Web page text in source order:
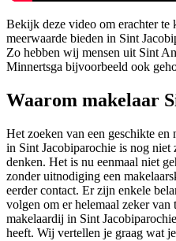
Bekijk deze video om erachter te
meerwaarde bieden in Sint
Zo hebben wij mensen uit Sint
Minnertsga bijvoorbeeld ook
Waarom makelaar
Het zoeken van een geschikte en
in Sint Jacobiparochie is nog
denken. Het is nu eenmaal niet
zonder uitnodiging een
eerder contact. Er zijn enkele
volgen om er helemaal zeker
makelaardij in Sint
heeft. Wij vertellen je graag wat